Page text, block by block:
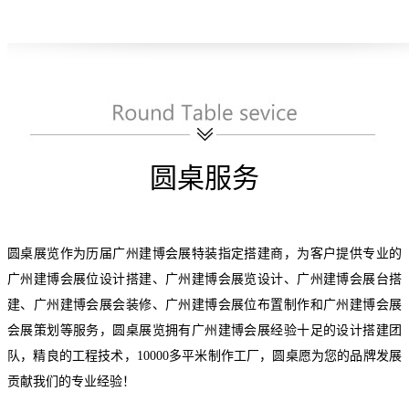
圆桌服务
圆桌展览作为历届广州建博会展特装指定搭建商，为客户提供专业的
广州建博会展位设计搭建、广州建博会展览设计、广州建博会展台搭
建、广州建博会展会装修、广州建博会展位布置制作和广州建博会展
会展策划等服务，圆桌展览拥有广州建博会展经验十足的设计搭建团
队，精良的工程技术，10000多平米制作工厂，圆桌愿为您的品牌发展
贡献我们的专业经验！